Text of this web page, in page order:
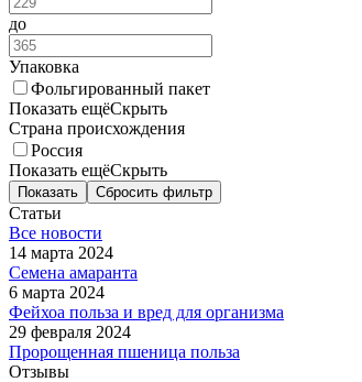
до
Упаковка
Фольгированный пакет
Показать ещёСкрыть
Страна происхождения
Россия
Показать ещёСкрыть
Показать Сбросить фильтр
Статьи
Все новости
14 марта 2024
Семена амаранта
6 марта 2024
Фейхоа польза и вред для организма
29 февраля 2024
Пророщенная пшеница польза
Отзывы